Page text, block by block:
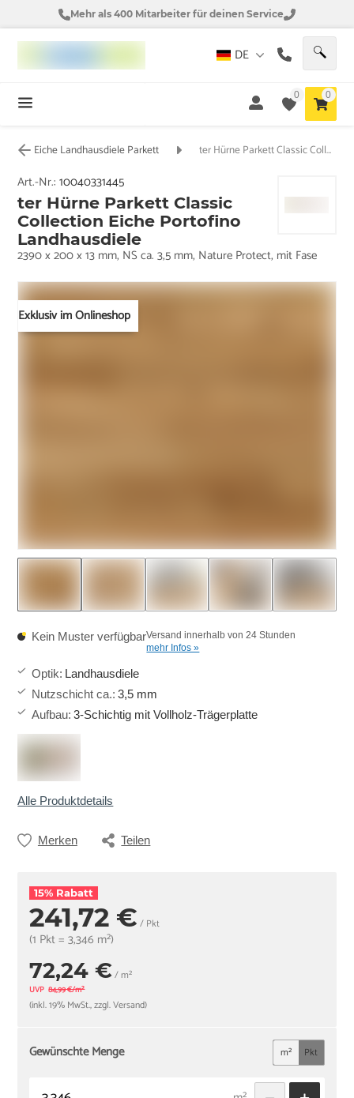
Mehr als 400 Mitarbeiter für deinen Service
DE
0 0
Eiche Landhausdiele Parkett ter Hürne Parkett Classic Collection Eiche Portofino Landhausdiele
Exklusiv im Onlineshop
Art.-Nr.:10040331445
ter Hürne Parkett Classic
Collection Eiche Portofino
Landhausdiele
2390 x 200 x 13 mm, NS ca. 3,5 mm, Nature Protect, mit Fase
Kein Muster verfügbarVersand innerhalb von 24 Stunden
mehr Infos »
Optik: Landhausdiele
Nutzschicht ca.: 3,5 mm
Aufbau: 3-Schichtig mit Vollholz-Trägerplatte
Alle Produktdetails
Merken Teilen
15% Rabatt
241,72 € / Pkt
(1 Pkt = 3,346 m²)
72,24 €/ m²
UVP 84,99 €/m²
(inkl. 19% MwSt., zzgl. Versand)
Gewünschte Menge m² Pkt